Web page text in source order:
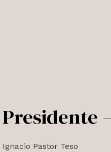
Presidente
Ignacio Pastor Teso